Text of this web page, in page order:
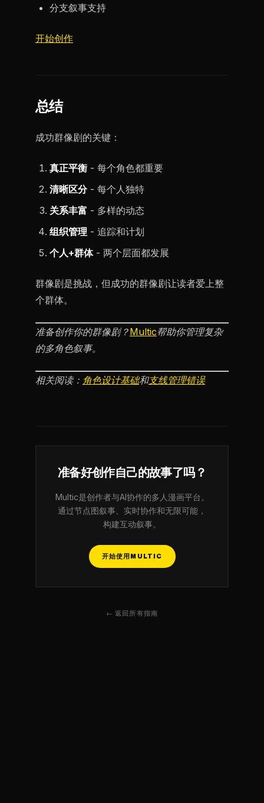
分支叙事支持
开始创作
总结
成功群像剧的关键：
真正平衡 - 每个角色都重要
清晰区分- 每个人独特
关系丰富 - 多样的动态
组织管理 - 追踪和计划
个人+群体- 两个层面都发展
群像剧是挑战，但成功的群像剧让读者爱上整
个群体。
准备创作你的群像剧？Multic帮助你管理复杂
的多角色叙事。
相关阅读： 角色设计基础和支线管理错误
准备好创作自己的故事了吗？
Multic是创作者与AI协作的多人漫画平台。
通过节点图叙事、实时协作和无限可能，
构建互动叙事。
开始使用MULTIC
← 返回所有指南